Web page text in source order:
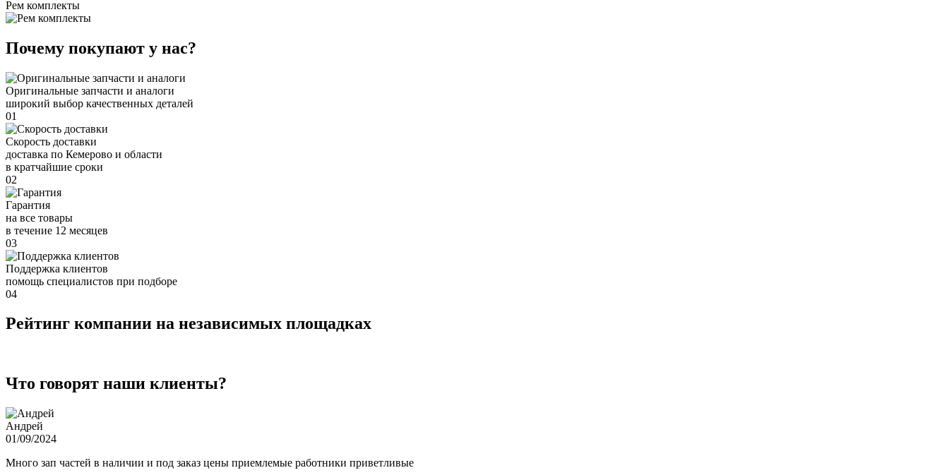
Рем комплекты
Почему покупают у нас?
Оригинальные запчасти и аналоги
широкий выбор качественных деталей
01
Скорость доставки
доставка по Кемерово и области
в кратчайшие сроки
02
Гарантия
на все товары
в течение 12 месяцев
03
Поддержка клиентов
помощь специалистов при подборе
04
Рейтинг компании на независимых площадках
Что говорят наши клиенты?
Андрей
01/09/2024
Много зап частей в наличии и под заказ цены приемлемые работники приветливые